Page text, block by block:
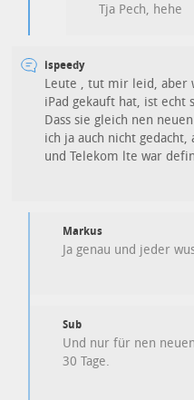
Tja Pech, hehe
ispeedy
Leute , tut mir leid, aber
iPad gekauft hat, ist echt
Dass sie gleich nen
ich ja auch nicht
und Telekom lte war
Markus
Ja genau und jeder
Sub
Und nur für nen
30 Tage.